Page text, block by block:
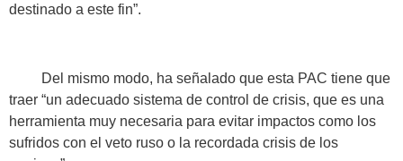
destinado a este fin”.
Del mismo modo, ha señalado que esta PAC tiene que
traer “un adecuado sistema de control de crisis, que es una
herramienta muy necesaria para evitar impactos como los
sufridos con el veto ruso o la recordada crisis de los